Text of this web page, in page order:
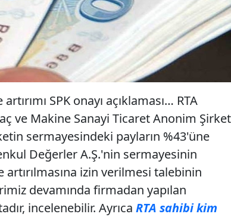
SPK onayı açıklaması… RTA
ve Makine Sanayi Ticaret Anonim
sermayesindeki payların %43'üne
Değerler A.Ş.'nin sermayesinin
artırılmasına izin verilmesi talebinin
devamında firmadan yapılan
incelenebilir. Ayrıca RTA sahibi kim